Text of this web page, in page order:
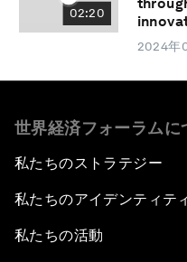
02:20
2024年
世界経済フォーラムに
私たちのストラテジー
私たちのアイデンティテ
私たちの活動